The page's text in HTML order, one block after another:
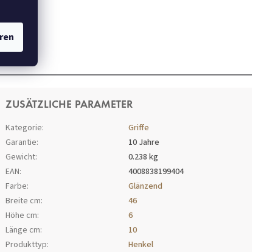
ZUSÄTZLICHE PARAMETER
Kategorie:
Griffe
Garantie:
10 Jahre
Gewicht:
0.238 kg
EAN:
4008838199404
Farbe:
Glänzend
Breite cm:
46
Höhe cm:
6
Länge cm:
10
Produkttyp:
Henkel